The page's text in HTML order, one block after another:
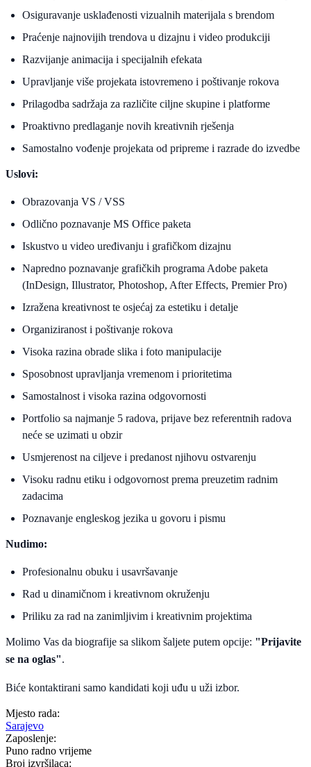
Osiguravanje usklađenosti vizualnih materijala s brendom
Praćenje najnovijih trendova u dizajnu i video produkciji
Razvijanje animacija i specijalnih efekata
Upravljanje više projekata istovremeno i poštivanje rokova
Prilagodba sadržaja za različite ciljne skupine i platforme
Proaktivno predlaganje novih kreativnih rješenja
Samostalno vođenje projekata od pripreme i razrade do izvedbe
Uslovi:
Obrazovanja VS / VSS
Odlično poznavanje MS Office paketa
Iskustvo u video uređivanju i grafičkom dizajnu
Napredno poznavanje grafičkih programa Adobe paketa
(InDesign, Illustrator, Photoshop, After Effects, Premier Pro)
Izražena kreativnost te osjećaj za estetiku i detalje
Organiziranost i poštivanje rokova
Visoka razina obrade slika i foto manipulacije
Sposobnost upravljanja vremenom i prioritetima
Samostalnost i visoka razina odgovornosti
Portfolio sa najmanje 5 radova, prijave bez referentnih radova
neće se uzimati u obzir
Usmjerenost na ciljeve i predanost njihovu ostvarenju
Visoku radnu etiku i odgovornost prema preuzetim radnim
zadacima
Poznavanje engleskog jezika u govoru i pismu
Nudimo:
Profesionalnu obuku i usavršavanje
Rad u dinamičnom i kreativnom okruženju
Priliku za rad na zanimljivim i kreativnim projektima
Molimo Vas da biografije sa slikom šaljete putem opcije: "Prijavite
se na oglas".
Biće kontaktirani samo kandidati koji uđu u uži izbor.
Mjesto rada:
Sarajevo
Zaposlenje:
Puno radno vrijeme
Broj izvršilaca: